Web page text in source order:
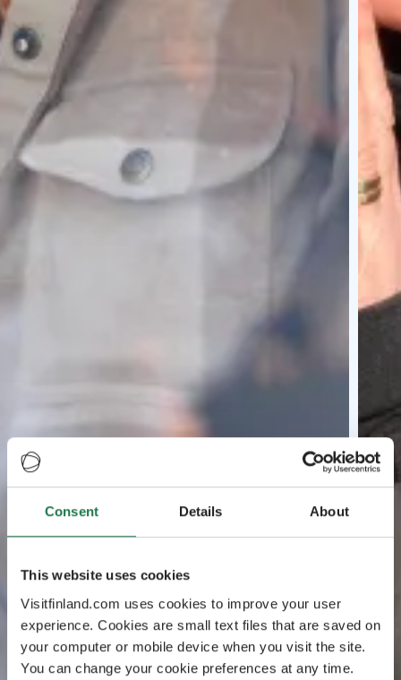
Consent Details About
This website uses cookies
Visitfinland.com uses cookies to improve your user
experience. Cookies are small text files that are saved on
your computer or mobile device when you visit the site.
You can change your cookie preferences at any time.